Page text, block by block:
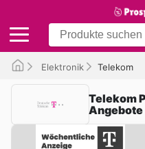
Elektronik Telekom
Telekom
Angebote